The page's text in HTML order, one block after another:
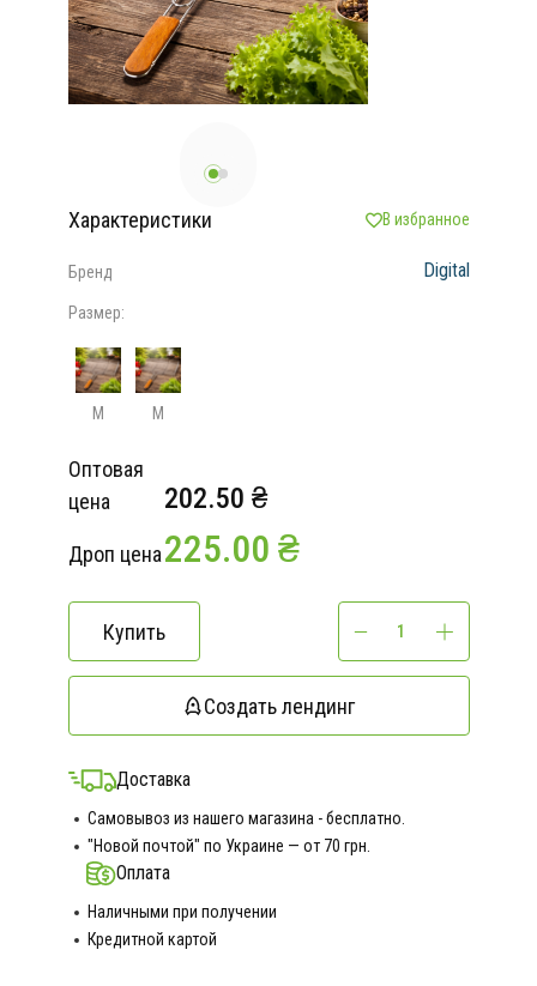
Характеристики В избранное
Бренд Digital
Размер:
М М
Оптовая
цена
202.50 ₴
Дроп цена225.00 ₴
Купить
Создать лендинг
Доставка
Самовывоз из нашего магазина - бесплатно.
"Новой почтой" по Украине — от 70 грн.
Оплата
Наличными при получении
Кредитной картой